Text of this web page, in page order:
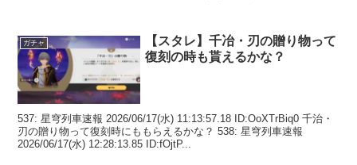
ガチャ
【スタレ】千冶・刃の贈り物って
復刻の時も貰えるかな？
537: 星穹列車速報 2026/06/17(水) 11:13:57.18 ID:OoXTrBiq0 千治・
刃の贈り物って復刻時にももらえるかな？ 538: 星穹列車速報
2026/06/17(水) 12:28:13.85 ID:fOjtP...